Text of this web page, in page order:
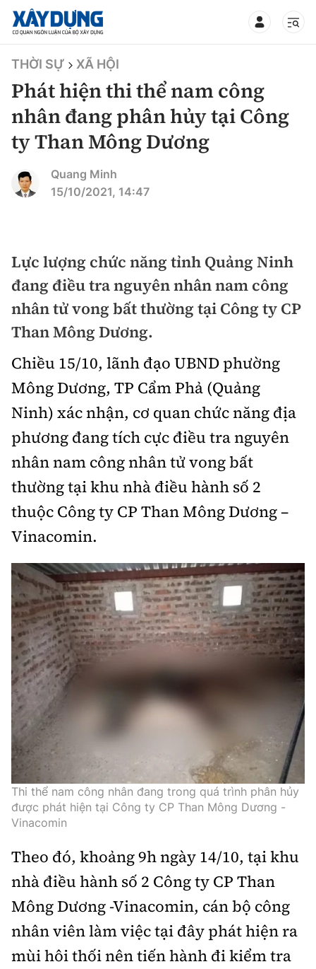
TIN BỘ XÂY DỰNG
CHUYÊN MỤC
Mới nhất
Chính trị
Xã hội
Chuyện dọc đường
Cải chính
Xây dựng
Chỉ đạo điều hành
Quy hoạch kiến trúc
Vật liệu xây dựng
Giám định chất lượng
Quản lý đô thị
Giao thông
Quản lý
Hàng không
Đường sắt
Đăng kiểm
Đường sắt tốc độ cao
Hàng hải
Đường sắt đô thị
Nhà thầu
Mời thầu - Đấu thầu
Thi viết về GTVT
Kinh tế
Thị trường
Tài chính
Chứng khoán
Bảo hiểm
Doanh nghiệp
Pháp luật
Thanh tra
An ninh hình sự
Điều tra
Pháp đình
Hỏi - Đáp
An toàn giao thông
Giao thông 24h
ATGT địa phương
Văn hóa giao thông
Lái xe an toàn
Chung tay vì ATGT
Gương sáng giao thông
Chất lượng sống
Giáo dục
Y tế
Đời sống
Lao động - Công đoàn
Văn hóa - Giải Trí
Showbiz
Điện ảnh
Âm nhạc
Thể thao
Bóng đá
Bình luận
Hậu trường sao
360 độ thể thao
Công nghệ
Công nghệ mới
Sản phẩm mới
Tư vấn
Thế giới
Thời sự Quốc tế
Hồ sơ tài liệu
Thế giới giao thông
Thế giới xây dựng
Đi ++
Du lịch
Khám phá
Lối sống
Ẩm thực
Video
Thời sự
Khám phá
Camera giao thông
Câu chuyện giao thông
Giải trí - Thể thao
Cơ quan chủ quản: Bộ Xây dựng
Giấy phép số: 03/GP-BVHTTDL, cấp ngày 1/4/2025.
Tòa soạn: Số 2 Nguyễn Công Hoan, phường Giảng Võ,
Hà Nội.
Tổng biên tập:Nguyễn Thị Hồng Nga
THỜI SỰ XÃ HỘI
Phát hiện thi thể nam công
nhân đang phân hủy tại Công
ty Than Mông Dương
Quang Minh
15/10/2021, 14:47
Lực lượng chức năng tỉnh Quảng Ninh
đang điều tra nguyên nhân nam công
nhân tử vong bất thường tại Công ty CP
Than Mông Dương.
Chiều 15/10, lãnh đạo UBND phường
Mông Dương, TP Cẩm Phả (Quảng
Ninh) xác nhận, cơ quan chức năng địa
phương đang tích cực điều tra nguyên
nhân nam công nhân tử vong bất
thường tại khu nhà điều hành số 2
thuộc Công ty CP Than Mông Dương –
Vinacomin.
Thi thể nam công nhân đang trong quá trình phân hủy
được phát hiện tại Công ty CP Than Mông Dương -
Vinacomin
Theo đó, khoảng 9h ngày 14/10, tại khu
nhà điều hành số 2 Công ty CP Than
Mông Dương -Vinacomin, cán bộ công
nhân viên làm việc tại đây phát hiện ra
mùi hôi thối nên tiến hành đi kiểm tra